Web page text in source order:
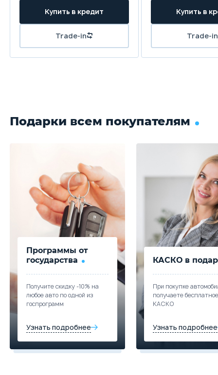
Купить в кредит
Trade-in
Купить в
Trade-in
Подарки всем покупателям
Программы от
государства
Получите скидку -10% на
любое авто по одной из
госпрограмм
Узнать подробнее
КАСКО в
При покупке
получаете бесплатное
КАСКО
Узнать подробнее